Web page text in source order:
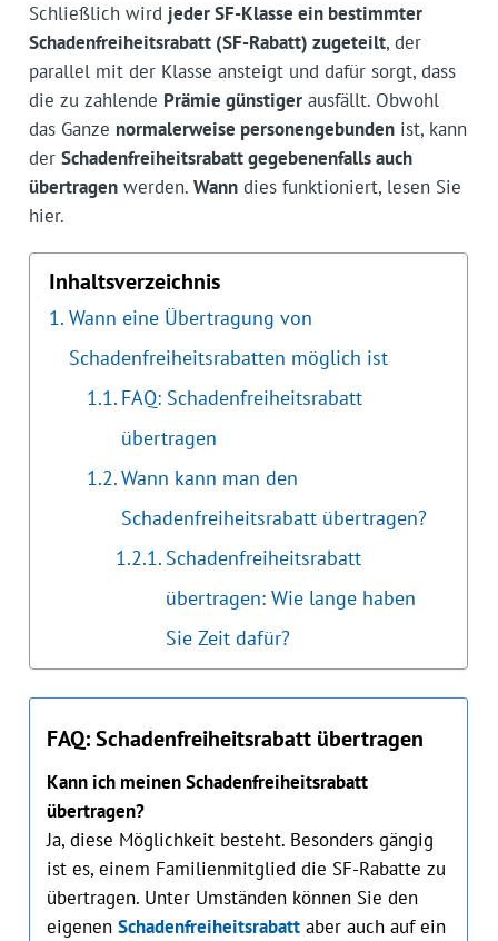
Schließlich wird jeder SF-Klasse ein bestimmter
Schadenfreiheitsrabatt (SF-Rabatt) zugeteilt, der
parallel mit der Klasse ansteigt und dafür sorgt, dass
die zu zahlende Prämie günstigerausfällt. Obwohl
das Ganze normalerweise personengebundenist, kann
der Schadenfreiheitsrabatt gegebenenfalls auch
übertragenwerden. Wanndies funktioniert, lesen Sie
hier.
Inhaltsverzeichnis
Wann eine Übertragung von
Schadenfreiheitsrabatten möglich ist
FAQ: Schadenfreiheitsrabatt
übertragen
Wann kann man den
Schadenfreiheitsrabatt übertragen?
Schadenfreiheitsrabatt
übertragen: Wie lange haben
Sie Zeit dafür?
FAQ: Schadenfreiheitsrabatt übertragen
Kann ich meinen Schadenfreiheitsrabatt
übertragen?
Ja, diese Möglichkeit besteht. Besonders gängig
ist es, einem Familienmitglied die SF-Rabatte zu
übertragen. Unter Umständen können Sie den
eigenen Schadenfreiheitsrabattaber auch auf ein